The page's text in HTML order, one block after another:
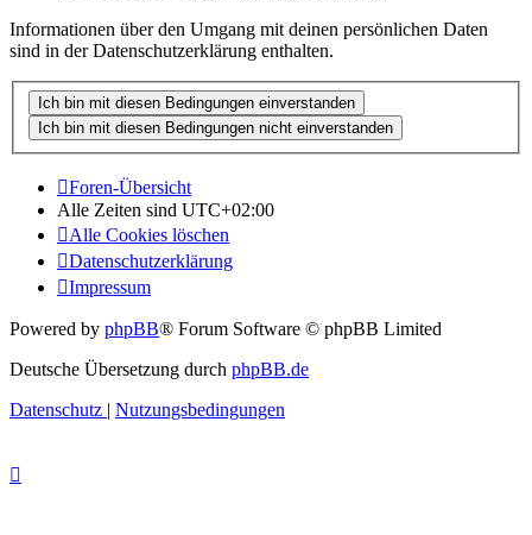
Informationen über den Umgang mit deinen persönlichen Daten
sind in der Datenschutzerklärung enthalten.
Foren-Übersicht
Alle Zeiten sind UTC+02:00
Alle Cookies löschen
Datenschutzerklärung
Impressum
Powered by phpBB® Forum Software © phpBB Limited
Deutsche Übersetzung durch phpBB.de
Datenschutz | Nutzungsbedingungen